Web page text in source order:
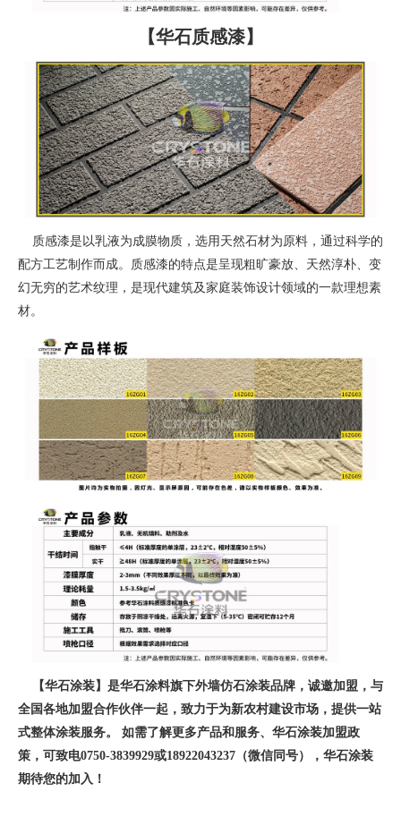
【华石质感漆】
质感漆是以乳液为成膜物质，选用天然石材为原料，通过科学的
配方工艺制作而成。质感漆的特点是呈现粗旷豪放、天然淳朴、变
幻无穷的艺术纹理，是现代建筑及家庭装饰设计领域的一款理想素
材。
【华石涂装】是华石涂料旗下外墙仿石涂装品牌，诚邀加盟，与
全国各地加盟合作伙伴一起，致力于为新农村建设市场，提供一站
式整体涂装服务。 如需了解更多产品和服务、华石涂装加盟政
策，可致电0750-3839929或18922043237（微信同号），华石涂装
期待您的加入！